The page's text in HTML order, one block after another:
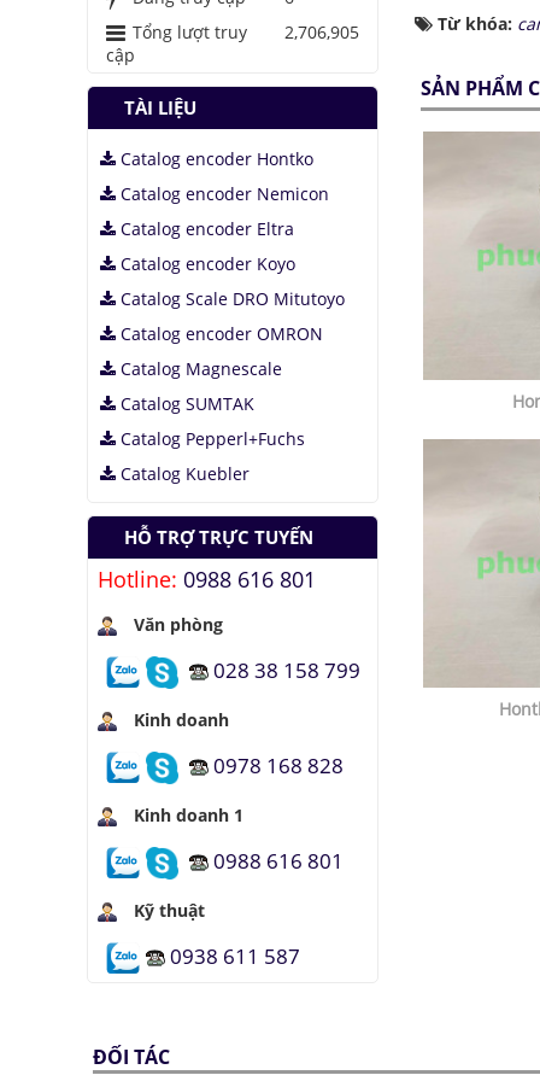
Từ khóa:
SẢN PHẨM
giáp bằng bọt kim
loại
Những thăng trầm
của trí tuệ nhân tạo
Lưu trữ hình ảnh kỹ
Tổng lượt truy
cập
2,706,905
TÀI LIỆU
Catalog encoder Hontko
Catalog encoder Nemicon
Catalog encoder Eltra
Catalog encoder Koyo
Catalog Scale DRO Mitutoyo
Catalog encoder OMRON
Catalog Magnescale
Catalog SUMTAK
Catalog Pepperl+Fuchs
Catalog Kuebler
HỖ TRỢ TRỰC TUYẾN
Hotline: 0988 616 801
Văn phòng
028 38 158 799
Kinh doanh
0978 168 828
Kinh doanh 1
0988 616 801
Kỹ thuật
0938 611 587
ĐỐI TÁC